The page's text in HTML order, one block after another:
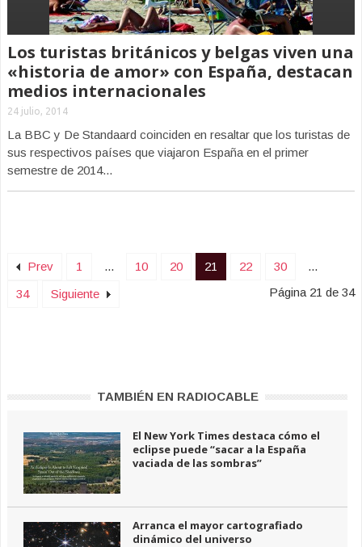
Los turistas británicos y belgas viven una
«historia de amor» con España, destacan
medios internacionales
24 julio, 2014
La BBC y De Standaard coinciden en resaltar que los turistas de
sus respectivos países que viajaron España en el primer
semestre de 2014...
Prev 1 ... 10 20 21 22 30
...
34
Siguiente Página 21 de 34
TAMBIÉN EN RADIOCABLE
El New York Times destaca cómo el
eclipse puede “sacar a la España
vaciada de las sombras”
Arranca el mayor cartografiado
dinámico del universo